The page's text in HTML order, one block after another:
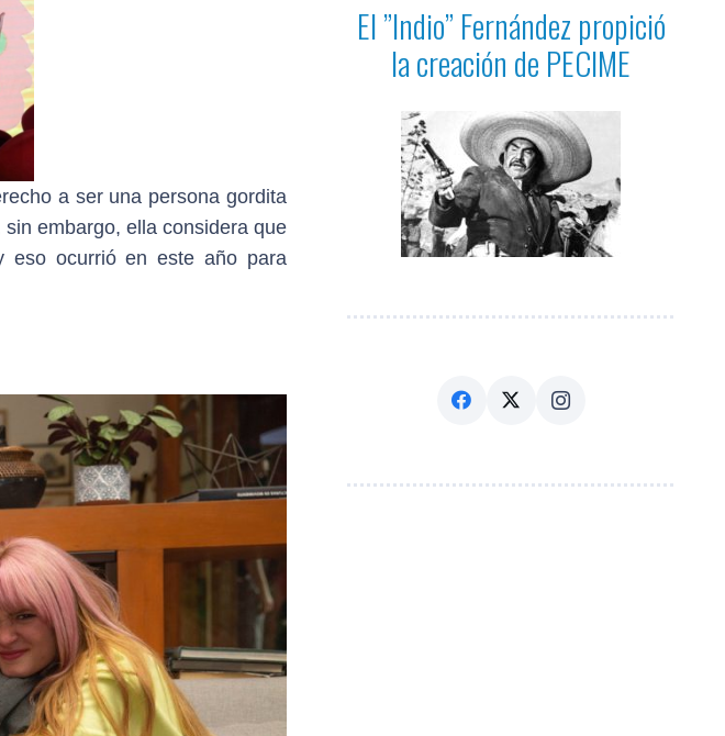
a ser una persona gordita
embargo, ella considera que
eso ocurrió en este año para
El ”Indio” Fernández propició
la creación de PECIME